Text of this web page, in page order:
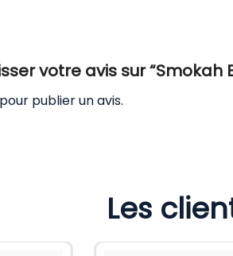
votre avis sur “Smokah
pour publier un avis.
Les